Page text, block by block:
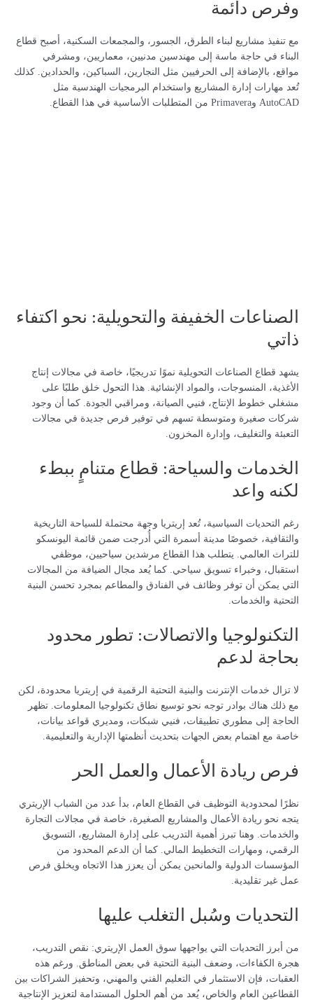
وفرص دائمة
مع تنفيذ مشاريع لبناء الطرق، الجسور، والمجمعات السكنية، أصبح قطاع
البناء في حاجة ماسة إلى مهندسين مدنيين، معماريين، ومشرفي
مواقع، بالإضافة إلى الحرفيين مثل النجارين، السباكين، والحدادين. كذلك
تُعد مهارات إدارة المشاريع واستخدام البرمجيات الهندسية مثل
AutoCAD وPrimavera من المتطلبات الأساسية في هذا القطاع.
الصناعات الخفيفة والتحويلية: نحو اكتفاء
ذاتي
يشهد قطاع الصناعات التحويلية نموًا تدريجيًا، خاصة في مجالات إنتاج
الأغذية، المنسوجات، والمواد الإنشائية. هذا التحول خلق طلبًا على
مشغلي خطوط الإنتاج، فنيي الصيانة، ومراقبي الجودة. كما أن وجود
شركات صغيرة ومتوسطة تسهم في توفير فرص جديدة في مجالات
التعبئة والتغليف، وإدارة المخزون.
الخدمات والسياحة: قطاع متنامٍ ببطء
لكنه واعد
رغم التحديات السياسية، تُعد إريتريا وجهة محتملة للسياحة التاريخية
والثقافية، خصوصًا مدينة أسمرة التي أُدرجت ضمن قائمة اليونسكو
للتراث العالمي. يتطلب هذا القطاع مرشدين سياحيين، موظفي
استقبال، وخبراء تسويق سياحي. كما يُعد مجال الضيافة من المجالات
التي يمكن أن توفر وظائف في الفنادق والمطاعم بمجرد تحسن البنية
التحتية والخدمات.
التكنولوجيا والاتصالات: تطور محدود
بحاجة لدعم
لا تزال خدمات الإنترنت والبنية التحتية الرقمية في إريتريا محدودة، لكن
مع ذلك هناك بوادر توجه نحو توسيع نطاق تكنولوجيا المعلومات. تظهر
الحاجة إلى مطوري تطبيقات، فنيي شبكات، ومديري قواعد بيانات،
خاصة مع اهتمام بعض الجهات بتحديث أنظمتها الإدارية والتعليمية.
فرص ريادة الأعمال والعمل الحر
نظرًا لمحدودية التوظيف في القطاع العام، بدأ عدد من الشباب الإريتري
يتجه نحو ريادة الأعمال والمشاريع الصغيرة، خاصة في مجالات التجارة
والخدمات. وهنا تبرز أهمية التدريب على إدارة المشاريع، التسويق
الرقمي، ومهارات التخطيط المالي. كما أن الدعم المحدود من
المؤسسات الدولية والمانحين يمكن أن يعزز هذا الاتجاه ويخلق فرص
عمل غير تقليدية.
التحديات وسُبل التغلب عليها
من أبرز التحديات التي يواجهها سوق العمل الإريتري: نقص التدريب،
هجرة الكفاءات، وضعف البنية التحتية في بعض المناطق. ورغم هذه
العقبات، فإن الاستثمار في التعليم الفني والمهني، وتحفيز الشراكات بين
القطاعين العام والخاص، يُعد من أهم الحلول المستدامة لتعزيز الإنتاجية